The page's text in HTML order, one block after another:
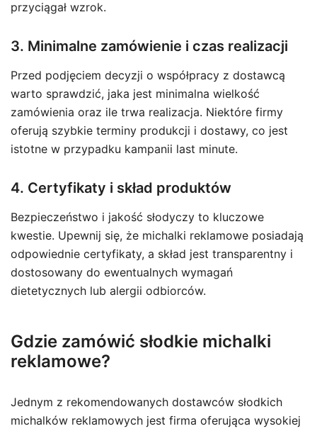
przyciągał wzrok.
3. Minimalne zamówienie i czas realizacji
Przed podjęciem decyzji o współpracy z dostawcą
warto sprawdzić, jaka jest minimalna wielkość
zamówienia oraz ile trwa realizacja. Niektóre firmy
oferują szybkie terminy produkcji i dostawy, co jest
istotne w przypadku kampanii last minute.
4. Certyfikaty i skład produktów
Bezpieczeństwo i jakość słodyczy to kluczowe
kwestie. Upewnij się, że michalki reklamowe posiadają
odpowiednie certyfikaty, a skład jest transparentny i
dostosowany do ewentualnych wymagań
dietetycznych lub alergii odbiorców.
Gdzie zamówić słodkie michalki
reklamowe?
Jednym z rekomendowanych dostawców słodkich
michalków reklamowych jest firma oferująca wysokiej